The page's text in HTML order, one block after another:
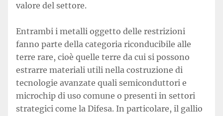
valore del settore.
Entrambi i metalli oggetto delle restrizioni
fanno parte della categoria riconducibile alle
terre rare, cioè quelle terre da cui si possono
estrarre materiali utili nella costruzione di
tecnologie avanzate quali semiconduttori e
microchip di uso comune o presenti in settori
strategici come la Difesa. In particolare, il gallio